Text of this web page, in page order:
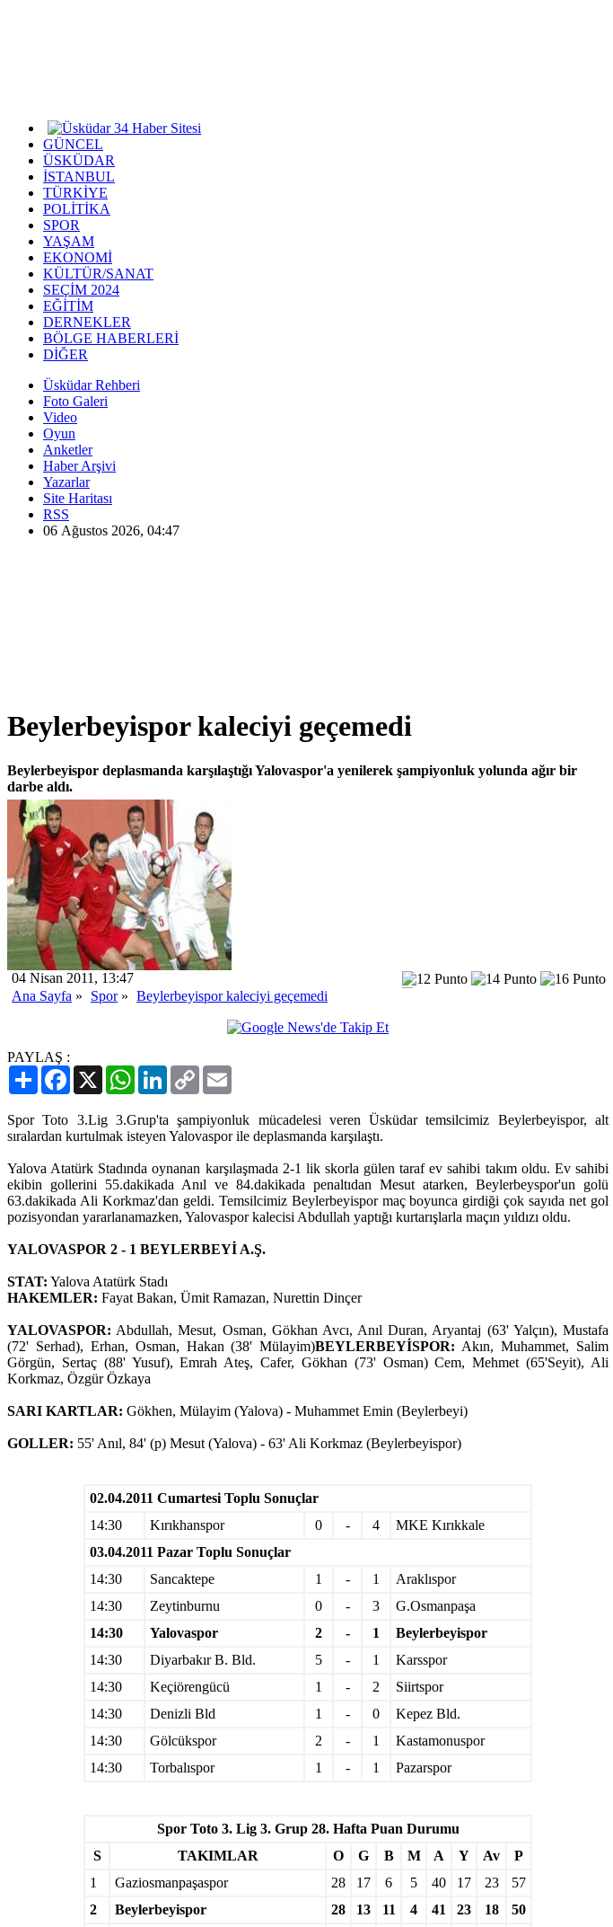
GÜNCEL
ÜSKÜDAR
İSTANBUL
TÜRKİYE
POLİTİKA
SPOR
YAŞAM
EKONOMİ
KÜLTÜR/SANAT
SEÇİM 2024
EĞİTİM
DERNEKLER
BÖLGE HABERLERİ
DİĞER
Üsküdar Rehberi
Foto Galeri
Video
Oyun
Anketler
Haber Arşivi
Yazarlar
Site Haritası
RSS
06 Ağustos 2026, 04:47
Beylerbeyispor kaleciyi geçemedi
Beylerbeyispor deplasmanda karşılaştığı Yalovaspor'a yenilerek şampiyonluk yolunda ağır bir
darbe aldı.
04 Nisan 2011, 13:47
Ana Sayfa » Spor» Beylerbeyispor kaleciyi geçemedi
PAYLAŞ :
PaylaşFacebook
X WhatsAppLinkedIn
Copy
Link
Spor Toto 3.Lig 3.Grup'ta şampiyonluk mücadelesi veren Üsküdar temsilcimiz Beylerbeyispor, alt
sıralardan kurtulmak isteyen Yalovaspor ile deplasmanda karşılaştı.
Yalova Atatürk Stadında oynanan karşılaşmada 2-1 lik skorla gülen taraf ev sahibi takım oldu. Ev sahibi
ekibin gollerini 55.dakikada Anıl ve 84.dakikada penaltıdan Mesut atarken, Beylerbeyspor'un golü
63.dakikada Ali Korkmaz'dan geldi. Temsilcimiz Beylerbeyispor maç boyunca girdiği çok sayıda net gol
pozisyondan yararlanamazken, Yalovaspor kalecisi Abdullah yaptığı kurtarışlarla maçın yıldızı oldu.
YALOVASPOR 2 - 1 BEYLERBEYİ A.Ş.
STAT: Yalova Atatürk Stadı
HAKEMLER: Fayat Bakan, Ümit Ramazan, Nurettin Dinçer
YALOVASPOR: Abdullah, Mesut, Osman, Gökhan Avcı, Anıl Duran, Aryantaj (63' Yalçın), Mustafa
(72' Serhad), Erhan, Osman, Hakan (38' Mülayim)BEYLERBEYİSPOR: Akın, Muhammet, Salim
Görgün, Sertaç (88' Yusuf), Emrah Ateş, Cafer, Gökhan (73' Osman) Cem, Mehmet (65'Seyit), Ali
Korkmaz, Özgür Özkaya
SARI KARTLAR: Gökhen, Mülayim (Yalova) - Muhammet Emin (Beylerbeyi)
GOLLER: 55' Anıl, 84' (p) Mesut (Yalova) - 63' Ali Korkmaz (Beylerbeyispor)
02.04.2011 Cumartesi Toplu Sonuçlar
14:30
Kırıkhanspor 0 - 4
MKE Kırıkkale
03.04.2011 Pazar Toplu Sonuçlar
14:30
Sancaktepe 1 - 1
Araklıspor
14:30
Zeytinburnu 0 - 3
G.Osmanpaşa
14:30
Yalovaspor 2 - 1
Beylerbeyispor
14:30
Diyarbakır B. Bld. 5 - 1
Karsspor
14:30
Keçiörengücü 1 - 2
Siirtspor
14:30
Denizli Bld 1 - 0
Kepez Bld.
14:30
Gölcükspor 2 - 1
Kastamonuspor
14:30
Torbalıspor 1 - 1 Pazarspor
Spor Toto 3. Lig 3. Grup 28. Hafta Puan Durumu
S
TAKIMLAR O G B M A Y Av
P
1
Gaziosmanpaşaspor 28 17 6 5 40 17 23
57
2
Beylerbeyispor 28 13 11 4 41 23 18 50